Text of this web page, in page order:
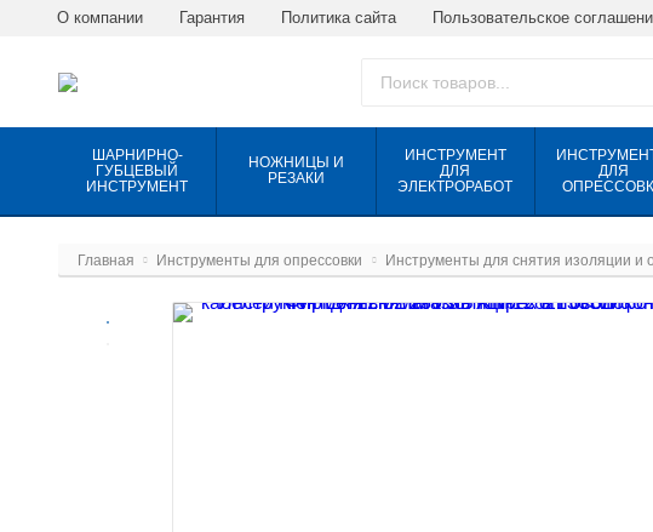
О компании Гарантия Политика сайта Пользовательское
ШАРНИРНО-
ГУБЦЕВЫЙ
ИНСТРУМЕНТ
НОЖНИЦЫ И
РЕЗАКИ
ИНСТРУМЕНТ
ДЛЯ
ЭЛЕКТРОРАБОТ
ДЛЯ
Главная Инструменты для опрессовки Инструменты для снятия изоляции и